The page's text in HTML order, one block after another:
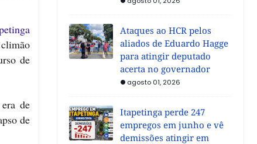
de
de
de
Ataques ao HCR pelos
aliados de Eduardo Hagge
para atingir deputado
acerta no governador
agosto 01, 2026
Itapetinga perde 247
empregos em junho e vê
demissões atingir em